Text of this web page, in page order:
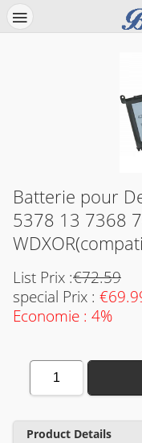
Batterie pour
5378 13 7368
List Prix :€72.59
special Prix :
Economie : 4%
1
Product Details